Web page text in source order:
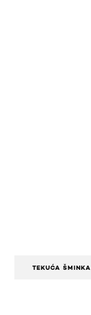
TEKUĆA ŠMINKA